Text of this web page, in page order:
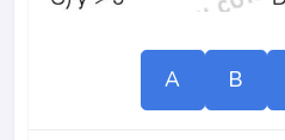
A B